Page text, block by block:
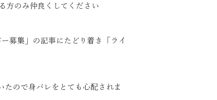
方のみ仲良くしてください
募集」の記事にたどり着き「ライ
ので身バレをとても心配されま